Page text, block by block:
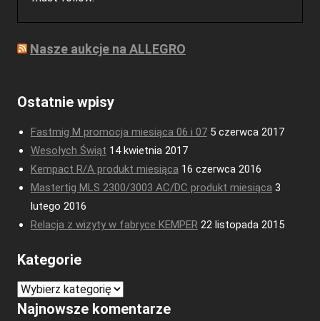
Nasze aukcje na ALLEGRO
Ostatnie wpisy
Fastmig M promocja miesiąca 06 i 07 5 czerwca 2017
Wesołych Świąt 14 kwietnia 2017
Kempact R/A produkt miesiąca 16 czerwca 2016
Mastertig MLS 2300/3003 AC/DC produkt miesiąca 3
lutego 2016
Relacja z wizyty w fabryce KEMPER 22 listopada 2015
Kategorie
Kategorie
Najnowsze komentarze